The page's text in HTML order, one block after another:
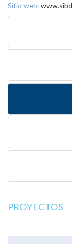
Sitio web:
PROYECTOS